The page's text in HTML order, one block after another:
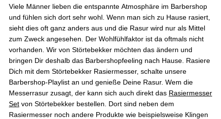
Viele Männer lieben die entspannte Atmosphäre im Barbershop
und fühlen sich dort sehr wohl. Wenn man sich zu Hause rasiert,
sieht dies oft ganz anders aus und die Rasur wird nur als Mittel
zum Zweck angesehen. Der Wohlfühlfaktor ist da oftmals nicht
vorhanden. Wir von Störtebekker möchten das ändern und
bringen Dir deshalb das Barbershopfeeling nach Hause. Rasiere
Dich mit dem Störtebekker Rasiermesser, schalte unsere
Barbershop-Playlist an und genieße Deine Rasur. Wem die
Messerrasur zusagt, der kann sich auch direkt das Rasiermesser
Set von Störtebekker bestellen. Dort sind neben dem
Rasiermesser noch andere Produkte wie beispielsweise Klingen